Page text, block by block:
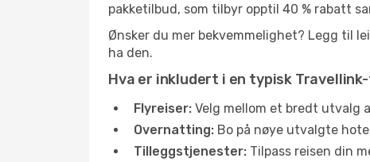
pakketilbud, som tilbyr opptil 40 % rabatt
Ønsker du mer bekvemmelighet? Legg til
ha den.
Hva er inkludert i en typisk
Flyreiser: Velg mellom et bredt utvalg
Overnatting: Bo på nøye utvalgte
Tilleggstjenester: Tilpass reisen din